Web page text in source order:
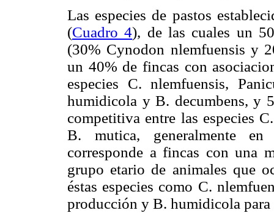
Las especies de pastos
(Cuadro 4), de las cuales un
(30% Cynodon nlemfuensis y
un 40% de fincas con
especies C. nlemfuensis,
humidicola y B. decumbens, y
competitiva entre las especies
B. mutica, generalmente
corresponde a fincas con una
grupo etario de animales que
éstas especies como C.
producción y B. humidicola